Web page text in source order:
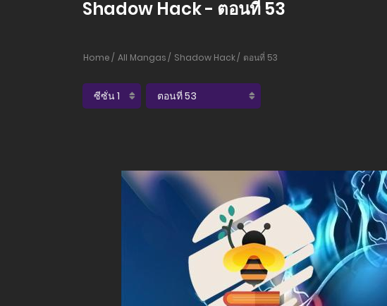
Shadow Hack - ตอนที่ 53
Home All Mangas Shadow Hack ตอนที่ 53